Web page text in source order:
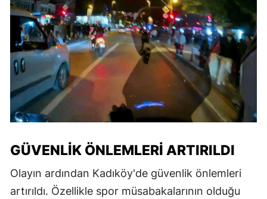
GÜVENLIK ÖNLEMLERI ARTIRILDI
Olayın ardından Kadıköy'de güvenlik önlemleri
artırıldı. Özellikle spor müsabakalarının olduğu